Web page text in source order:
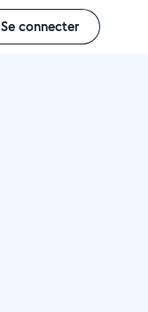
Se connecter